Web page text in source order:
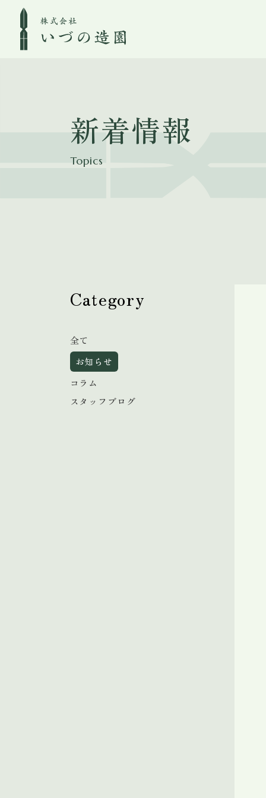
新着情報
Topics
Category
全て
お知らせ
コラム
スタッフブログ